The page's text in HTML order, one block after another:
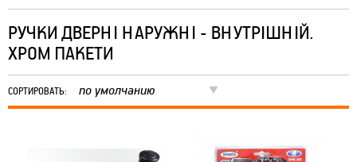
РУЧКИ ДВЕРНІ НАРУЖНІ - ВНУТРІШНІЙ.
ХРОМ ПАКЕТИ
СОРТИРОВАТЬ: по умолчанию